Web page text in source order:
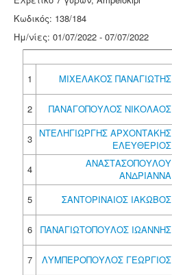
Κωδικός: 138/184
Ημ/νίες: 01/07/2022 - 07/07/2022
1
ΜΙΧΕΛΑΚΟΣ ΠΑΝΑΓΙΩΤΗΣ
2 ΠΑΝΑΓΟΠΟΥΛΟΣ ΝΙΚΟΛΑΟΣ
3
ΝΤΕΛΗΓΙΩΡΓΗΣ ΑΡΧΟΝΤΑΚΗΣ
ΕΛΕΥΘΕΡΙΟΣ
4
ΑΝΑΣΤΑΣΟΠΟΥΛΟΥ
ΑΝΔΡΙΑΝΝΑ
5 ΣΑΝΤΟΡΙΝΑΙΟΣ ΙΑΚΩΒΟΣ
6 ΠΑΝΑΓΙΩΤΟΠΟΥΛΟΣ ΙΩΑΝΝΗΣ
7
ΛΥΜΠΕΡΟΠΟΥΛΟΣ ΓΕΩΡΓΙΟΣ